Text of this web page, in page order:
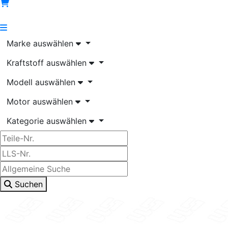
Marke auswählen
Kraftstoff auswählen
Modell auswählen
Motor auswählen
Kategorie auswählen
Suchen